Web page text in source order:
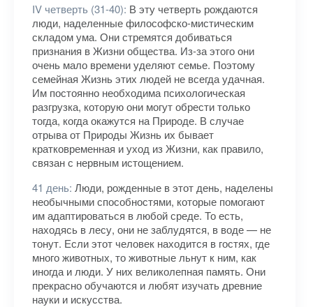
IV четверть (31-40): В эту четверть рождаются
люди, наделенные философско-мистическим
складом ума. Они стремятся добиваться
признания в Жизни общества. Из-за этого они
очень мало времени уделяют семье. Поэтому
семейная Жизнь этих людей не всегда удачная.
Им постоянно необходима психологическая
разгрузка, которую они могут обрести только
тогда, когда окажутся на Природе. В случае
отрыва от Природы Жизнь их бывает
кратковременная и уход из Жизни, как правило,
связан с нервным истощением.
41 день: Люди, рожденные в этот день, наделены
необычными способностями, которые помогают
им адаптироваться в любой среде. То есть,
находясь в лесу, они не заблудятся, в воде — не
тонут. Если этот человек находится в гостях, где
много животных, то животные льнут к ним, как
иногда и люди. У них великолепная память. Они
прекрасно обучаются и любят изучать древние
науки и искусства.